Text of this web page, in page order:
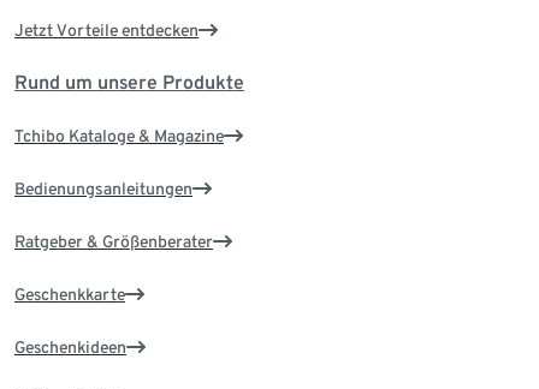
Jetzt Vorteile entdecken
Rund um unsere Produkte
Tchibo Kataloge & Magazine
Bedienungsanleitungen
Ratgeber & Größenberater
Geschenkkarte
Geschenkideen